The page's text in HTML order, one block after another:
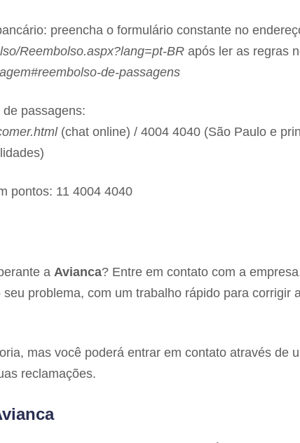
preencha o formulário constante no
Reembolso.aspx?lang=pt-BR após ler as regras
de-passagens
passagens:
(chat online) / 4004 4040 (São Paulo e
pontos: 11 4004 4040
a Avianca? Entre em contato com a
problema, com um trabalho rápido para corrigir
mas você poderá entrar em contato através de
reclamações.